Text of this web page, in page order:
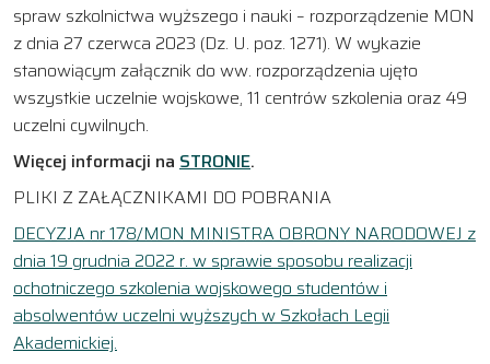
spraw szkolnictwa wyższego i nauki – rozporządzenie MON
z dnia 27 czerwca 2023 (Dz. U. poz. 1271). W wykazie
stanowiącym załącznik do ww. rozporządzenia ujęto
wszystkie uczelnie wojskowe, 11 centrów szkolenia oraz 49
uczelni cywilnych.
Więcej informacji na STRONIE.
PLIKI Z ZAŁĄCZNIKAMI DO POBRANIA
DECYZJA nr 178/MON MINISTRA OBRONY NARODOWEJ z
dnia 19 grudnia 2022 r. w sprawie sposobu realizacji
ochotniczego szkolenia wojskowego studentów i
absolwentów uczelni wyższych w Szkołach Legii
Akademickiej.